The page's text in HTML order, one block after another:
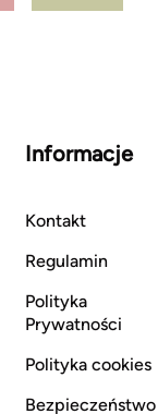
Informacje
Kontakt
Regulamin
Polityka
Prywatności
Polityka cookies
Bezpieczeństwo